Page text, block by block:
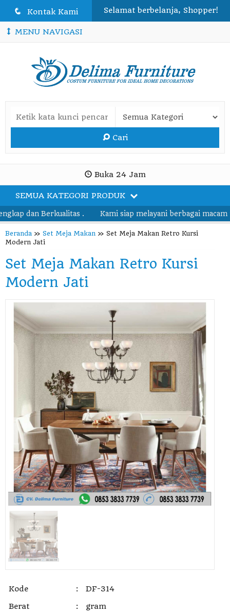
q Kontak Kami Selamat berbelanja, Shopper!
MENU NAVIGASI
Cari
Buka 24 Jam
SEMUA KATEGORI PRODUK
dan Berkualitas . Kami siap melayani berbagai macam
Beranda » Set Meja Makan » Set Meja Makan Retro Kursi
Modern Jati
Set Meja Makan Retro Kursi
Modern Jati
Kode :
DF-314
Berat
:
gram